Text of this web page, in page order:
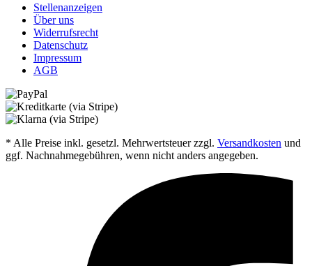
Stellenanzeigen
Über uns
Widerrufsrecht
Datenschutz
Impressum
AGB
* Alle Preise inkl. gesetzl. Mehrwertsteuer zzgl. Versandkosten und
ggf. Nachnahmegebühren, wenn nicht anders angegeben.